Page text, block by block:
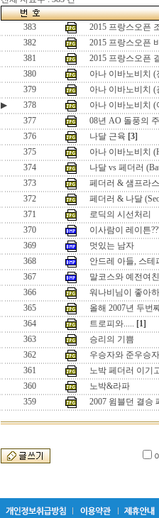
383
2015 프랑스오픈
382
2015 프랑스오픈
381
2015 프랑스오픈
380
아나 이바노비치 (
379
아나 이바노비치
▶
378
아나 이바노비치 (
377
08년 AO 돌풍의
376
나달 근육 [3]
375
아나 이바노비치
374
나달 vs 페더러
373
페더러 & 샘프라
372
페더러 & 나달
371
로딕의 시선처리
370
이사람이 레이튼
369
멋있는 남자
368
안드레 아들, 스테
367
말코스와 예전여친
366
워나비님이 좋아
365
올해 2007년 두번
364
트로피와..... [1]
363
승리의 기쁨
362
우승자와 준우승자
361
노박 페더러 이기
360
노박&라파
359
2007 윔블던 결승